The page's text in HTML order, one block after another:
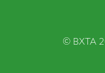
© BXTA